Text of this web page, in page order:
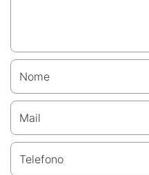
Nome
Mail
Telefono